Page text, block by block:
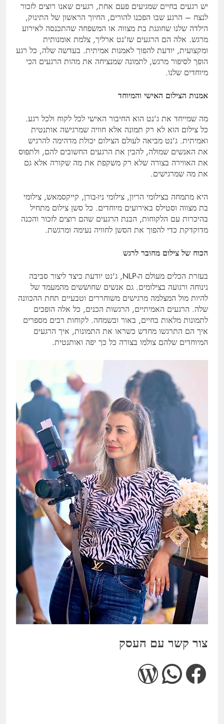
יש רגעים בחיים שמגיעים פעם אחת, רגעים שאנו רוצים לזכור
לנצח – הרגע שבו הפכנו להורים, החיוך הראשון של התינוק,
הילדה שלנו שחוגגת בת מצווה או המשפחה שהתכנסה לאירוע
מרגש. אלה הם הרגעים שז'נט ארליך, צלמת אומנותית
ומקצועית, יודעת להפוך לאמנות אמיתית. בעדשה שלה, כל רגע
הופך לסיפור מרגש, לתמונה שמנציחה את מהות הרגעים הכי
מיוחדים שלנו.
אמנות הצילום האישי והמיוחד
מה שמייחד את ג'נט הוא החיבור האישי לכל לקוח ולכל רגע.
כל צילום הוא לא רק תמונה אלא חוויה שמרגישה אותנטית
ואמיתית. ג'נט מביאה לעולם הצילום יכולת מדהימה להרגיש
את האנשים שמולה, להבין את הרגעים החשובים להם, ולתפוס
את האווירה בצורה שלא רק משקפת את מה שקורה אלא גם
את מה שמרגישים.
היא מתמחה בצילומי הריון, צילומי ניו-בורן, קייקסמאש, צילומי
בת מצווה וסטילס באירועים מיוחדים. כל סשן צילום מתחיל
בהיכרות עם הלקוחות, הבנת הרגעים שהם רוצים לזכור והכנה
מדוקדקת כדי להפוך את הסשן לחוויה נעימה ומרגשת.
הכוח של צילום מחובר לרגש
בעזרת הכלים מעולם ה-NLP, ג'נט יודעת כיצד ליצור סביבה
נינוחה ורגועה בצילומים. גם אנשים שחוששים מהמעמד של
להיות מול המצלמה מרגישים משוחררים וטבעיים תחת ההכוונה
שלה. הרגעים האמיתיים, הרגשות הכנים, כל אלה הופכים
לתמונות מלאות בחיים, באור ובשמחה. לקוחות רבים מספרים
איך הם התרגשו מחדש כשראו את התמונות, איך הרגעים
המיוחדים שלהם צולמו בצורה כל כך יפה ואותנטית.
צור קשר עם העסק
Facebook
WhatsApp
WordPress